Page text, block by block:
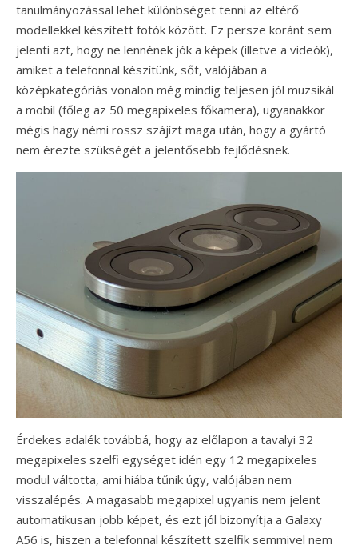
tanulmányozással lehet különbséget tenni az eltérő
modellekkel készített fotók között. Ez persze koránt sem
jelenti azt, hogy ne lennének jók a képek (illetve a videók),
amiket a telefonnal készítünk, sőt, valójában a
középkategóriás vonalon még mindig teljesen jól muzsikál
a mobil (főleg az 50 megapixeles főkamera), ugyanakkor
mégis hagy némi rossz szájízt maga után, hogy a gyártó
nem érezte szükségét a jelentősebb fejlődésnek.
Érdekes adalék továbbá, hogy az előlapon a tavalyi 32
megapixeles szelfi egységet idén egy 12 megapixeles
modul váltotta, ami hiába tűnik úgy, valójában nem
visszalépés. A magasabb megapixel ugyanis nem jelent
automatikusan jobb képet, és ezt jól bizonyítja a Galaxy
A56 is, hiszen a telefonnal készített szelfik semmivel nem